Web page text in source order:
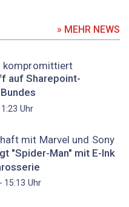
» MEHR NEWS
kompromittiert
auf Sharepoint-
Uhr
mit Marvel und Sony
"Spider-Man" mit E-Ink
15:13 Uhr